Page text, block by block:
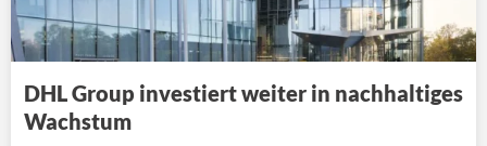
DHL Group investiert weiter in nachhaltiges
Wachstum